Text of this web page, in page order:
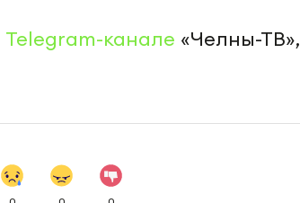
Telegram-канале «Челны-ТВ»,